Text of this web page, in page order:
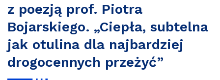
z poezją prof. Piotra
Bojarskiego. „Ciepła, subtelna
jak otulina dla najbardziej
drogocennych przeżyć”